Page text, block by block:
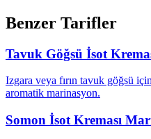
Benzer Tarifler
Tavuk Göğsü İsot
Izgara veya fırın tavuk göğsü
aromatik marinasyon.
Somon İsot Kreması